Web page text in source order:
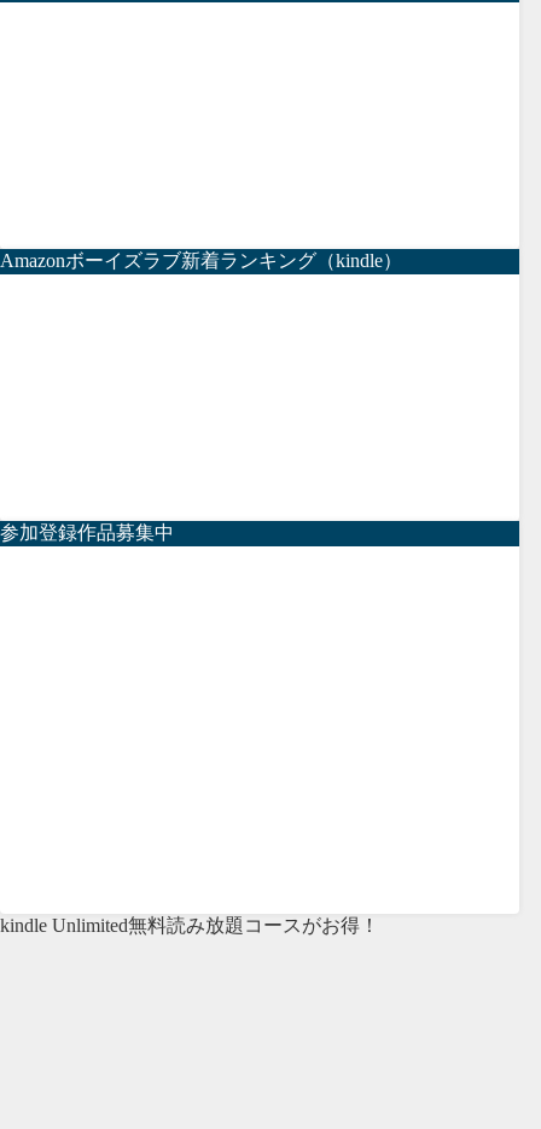
Amazonボーイズラブ新着ランキング（kindle）
参加登録作品募集中
kindle Unlimited無料読み放題コースがお得！